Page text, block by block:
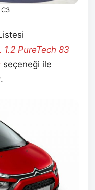
1.2 PureTech 83
seçeneği ile